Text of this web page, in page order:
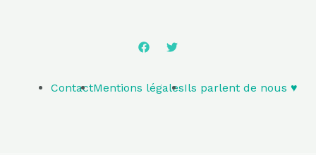
ContactMentions légalesIls parlent de nous ♥️